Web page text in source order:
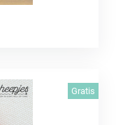
Gratis